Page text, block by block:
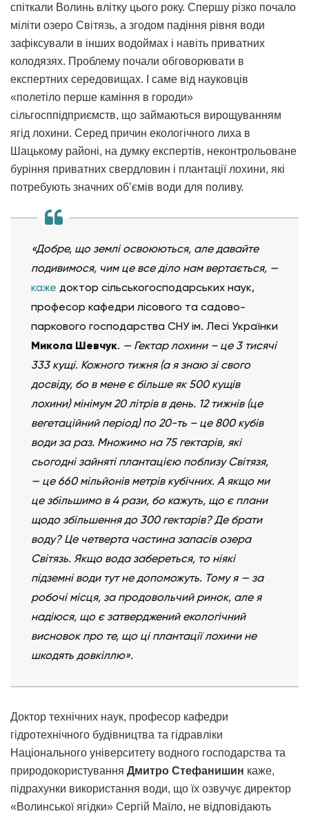
спіткали Волинь влітку цього року. Спершу різко почало
міліти озеро Світязь, а згодом падіння рівня води
зафіксували в інших водоймах і навіть приватних
колодязях. Проблему почали обговорювати в
експертних середовищах. І саме від науковців
«полетіло перше каміння в городи»
сільгосппідприємств, що займаються вирощуванням
ягід лохини. Серед причин екологічного лиха в
Шацькому районі, на думку експертів, неконтрольоване
буріння приватних свердловин і плантації лохини, які
потребують значних об’ємів води для поливу.
«Добре, що землі освоюються, але давайте
подивимося, чим це все діло нам вертається, —
каже доктор сільськогосподарських наук,
професор кафедри лісового та садово-
паркового господарства СНУ ім. Лесі Українки
Микола Шевчук. — Гектар лохини – це 3 тисячі
333 кущі. Кожного тижня (а я знаю зі свого
досвіду, бо в мене є більше як 500 кущів
лохини) мінімум 20 літрів в день. 12 тижнів (це
вегетаційний період) по 20-ть – це 800 кубів
води за раз. Множимо на 75 гектарів, які
сьогодні зайняті плантацією поблизу Світязя,
— це 660 мільйонів метрів кубічних. А якщо ми
це збільшимо в 4 рази, бо кажуть, що є плани
щодо збільшення до 300 гектарів? Де брати
воду? Це четверта частина запасів озера
Світязь. Якщо вода забереться, то ніякі
підземні води тут не допоможуть. Тому я — за
робочі місця, за продовольчий ринок, але я
надіюся, що є затверджений екологічний
висновок про те, що ці плантації лохини не
шкодять довкіллю».
Доктор технічних наук, професор кафедри
гідротехнічного будівництва та гідравліки
Національного університету водного господарства та
природокористування Дмитро Стефанишин каже,
підрахунки використання води, що їх озвучує директор
«Волинської ягідки» Сергій Маїло, не відповідають